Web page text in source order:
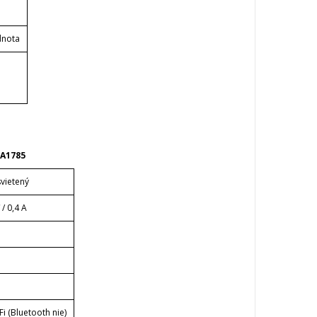
0,4 A
(Bluetooth nie)